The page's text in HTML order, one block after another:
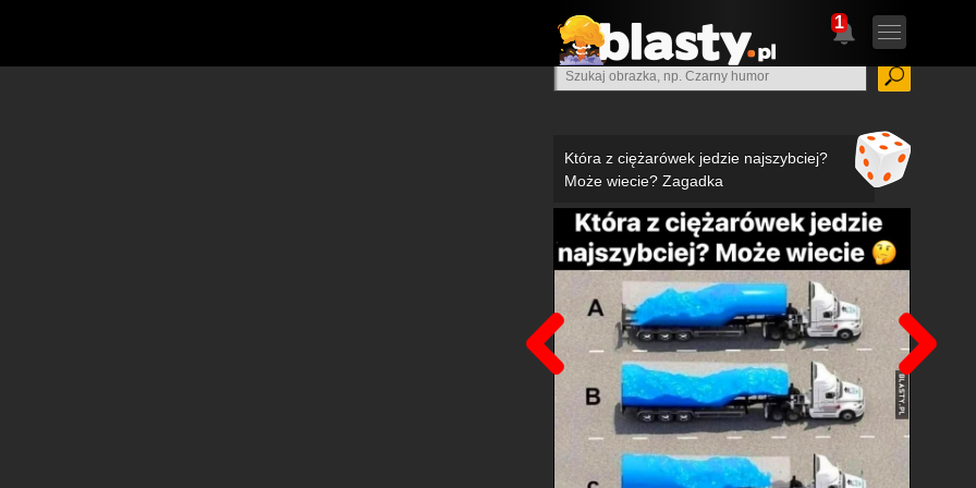
1
Która z ciężarówek jedzie najszybciej?
Może wiecie? Zagadka
Poprzedni